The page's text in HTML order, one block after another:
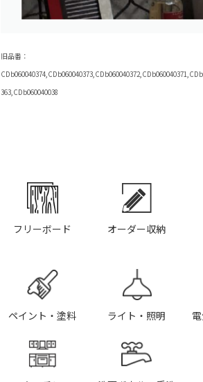
旧品番：
363,CDb060040038
フリーボード オーダー収納
ペイント・塗料 ライト・照明